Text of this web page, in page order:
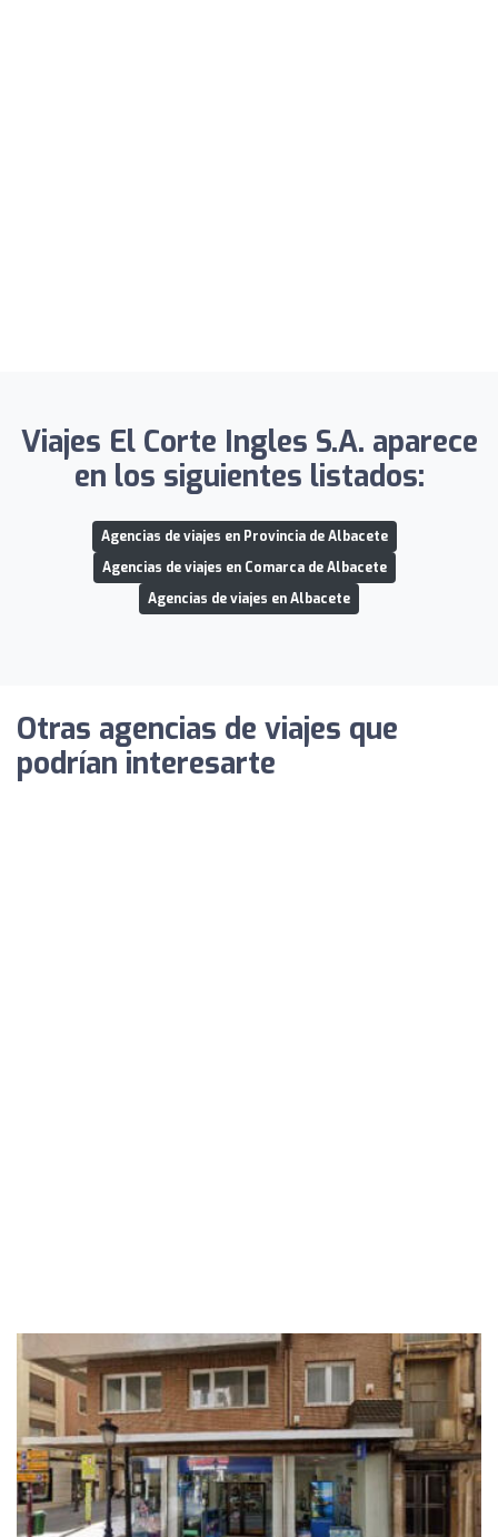
Viajes El Corte Ingles S.A. aparece
en los siguientes listados:
Agencias de viajes en Provincia de Albacete
Agencias de viajes en Comarca de Albacete
Agencias de viajes en Albacete
Otras agencias de viajes que
podrían interesarte